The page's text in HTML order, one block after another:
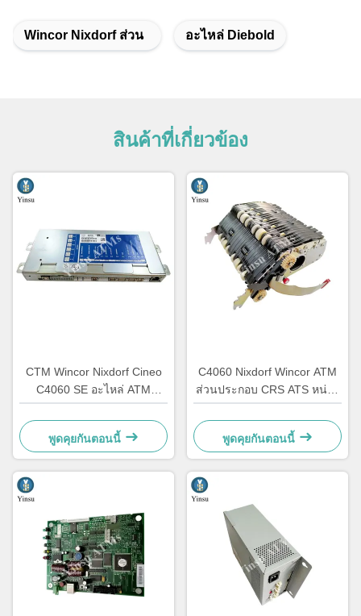
Wincor Nixdorf ส่วน อะไหล่ Diebold
สินค้าที่เกี่ยวข้อง
CTM Wincor Nixdorf Cineo
C4060 SE อะไหล่ ATM
อิเล็กทรอนิกส์พิเศษ
1750147868
พูดคุยกันตอนนี้
C4060 Nixdorf Wincor ATM
ส่วนประกอบ CRS ATS หน่วย
กลาง AU Module
1750134478
พูดคุยกันตอนนี้